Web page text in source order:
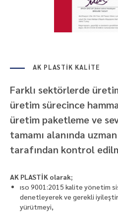
AK PLASTİK KALİTE
Farklı sektörlerde
üretim sürecince
üretim paketleme ve
tamamı alanında
tarafından kontrol
AK PLASTİK olarak;
ıso 9001:2015 kalite yönetim
denetleyerek ve gerekli
yürütmeyi,